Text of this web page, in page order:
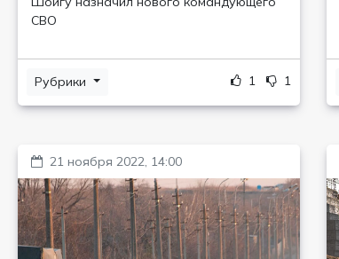
СВО
Рубрики 1 1
21 ноября 2022, 14:00